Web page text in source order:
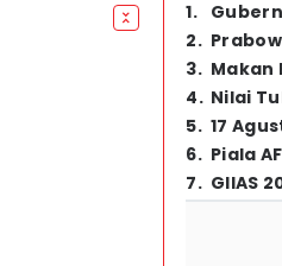
1.
2.
3. Makan
4. Nilai
5. 17
6. Piala
7. GIIAS